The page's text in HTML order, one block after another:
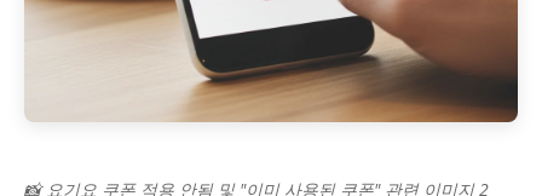
📸 요기요 쿠폰 적용 안됨 및 "이미 사용된 쿠폰" 관련 이미지 2